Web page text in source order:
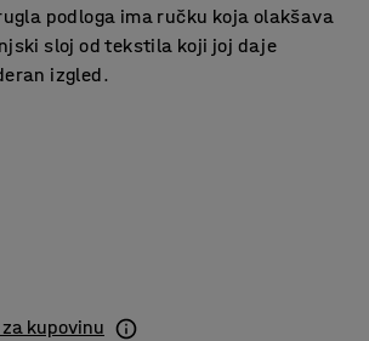
podloga ima ručku koja olakšava
sloj od tekstila koji joj daje
izgled.
kupovinu